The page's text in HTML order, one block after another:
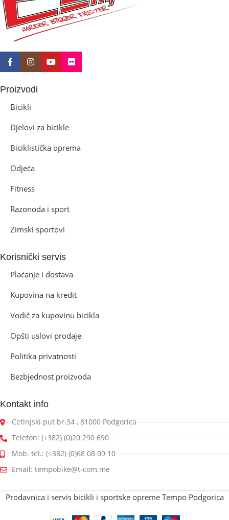
Disk mehanički
Proizvodi
Bicikli
Djelovi za bicikle
Biciklistička oprema
Odjeća
Fitness
Razonoda i sport
Zimski sportovi
Korisnički servis
Plaćanje i dostava
Kupovina na kredit
Vodič za kupovinu bicikla
Opšti uslovi prodaje
Politika privatnosti
Bezbjednost proizvoda
Kontakt info
Cetinjski put br.34 , 81000 Podgorica
Telefon: (+382) (0)20 290 690
Mob. tel.: (+382) (0)68 08 09 10
Email: tempobike@t-com.me
Prodavnica i servis bicikli i sportske opreme Tempo Podgorica